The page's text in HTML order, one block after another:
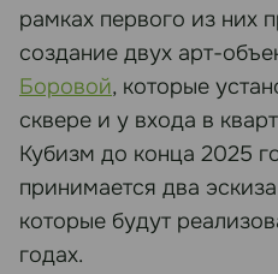
рамках первого из них
создание двух арт-
Боровой, которые
сквере и у входа в
Кубизм до конца 2025
принимается два
которые будут
годах.